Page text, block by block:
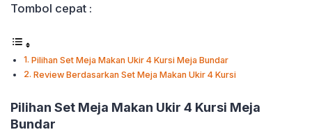
Tombol cepat :
Pilihan Set Meja Makan Ukir 4 Kursi Meja Bundar
Review Berdasarkan Set Meja Makan Ukir 4 Kursi
Pilihan Set Meja Makan Ukir 4 Kursi Meja
Bundar